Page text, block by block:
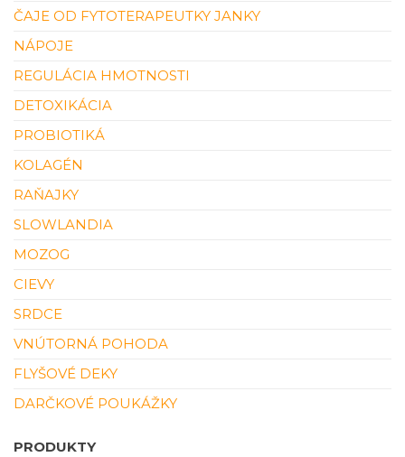
ČAJE OD FYTOTERAPEUTKY JANKY
NÁPOJE
REGULÁCIA HMOTNOSTI
DETOXIKÁCIA
PROBIOTIKÁ
KOLAGÉN
RAŇAJKY
SLOWLANDIA
MOZOG
CIEVY
SRDCE
VNÚTORNÁ POHODA
FLYŠOVÉ DEKY
DARČKOVÉ POUKÁŽKY
PRODUKTY